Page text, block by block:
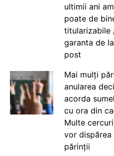
ultimii ani
poate de
titularizabile
garanta de
post
Mai mulți
anularea
acorda
cu ora din
Multe
vor dispărea
părinții